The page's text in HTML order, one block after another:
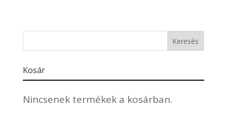
Kosár
Nincsenek termékek a kosárban.